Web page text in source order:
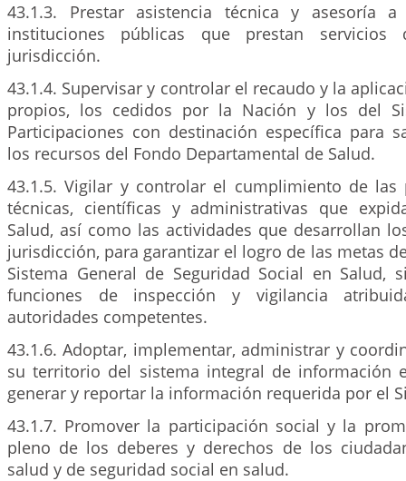
43.1.3. Prestar asistencia técnica y asesoría
instituciones públicas que prestan
jurisdicción.
43.1.4. Supervisar y controlar el recaudo y la
propios, los cedidos por la Nación y los del
Participaciones con destinación específica para
los recursos del Fondo Departamental de Salud.
43.1.5. Vigilar y controlar el cumplimiento de las
técnicas, científicas y administrativas que
Salud, así como las actividades que desarrollan
jurisdicción, para garantizar el logro de las metas
Sistema General de Seguridad Social en Salud,
funciones de inspección y vigilancia
autoridades competentes.
43.1.6. Adoptar, implementar, administrar y
su territorio del sistema integral de información
generar y reportar la información requerida por el
43.1.7. Promover la participación social y la
pleno de los deberes y derechos de los
salud y de seguridad social en salud.